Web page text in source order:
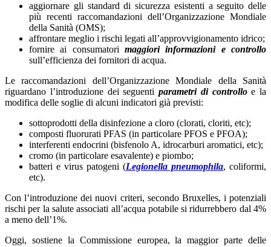
aggiornare gli standard di sicurezza esistenti a seguito delle
più recenti raccomandazioni dell’Organizzazione Mondiale
della Sanità (OMS);
affrontare meglio i rischi legati all’approvvigionamento idrico;
fornire ai consumatori maggiori informazioni e controllo
sull’efficienza dei fornitori di acqua.
Le raccomandazioni dell’Organizzazione Mondiale della Sanità
riguardano l’introduzione dei seguenti parametri di controlloe la
modifica delle soglie di alcuni indicatori già previsti:
sottoprodotti della disinfezione a cloro (clorati, cloriti, etc);
composti fluorurati PFAS (in particolare PFOS e PFOA);
interferenti endocrini (bisfenolo A, idrocarburi aromatici, etc);
cromo (in particolare esavalente) e piombo;
batteri e virus patogeni (Legionella pneumophila, coliformi,
etc).
Con l’introduzione dei nuovi criteri, secondo Bruxelles, i potenziali
rischi per la salute associati all’acqua potabile si ridurrebbero dal 4%
a meno dell’1%.
Oggi, sostiene la Commissione europea, la maggior parte delle